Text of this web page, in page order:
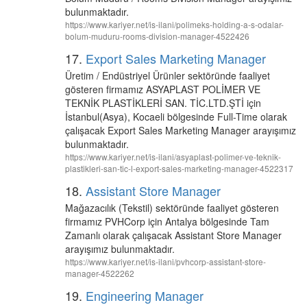
bulunmaktadır.
https://www.kariyer.net/is-ilani/polimeks-holding-a-s-odalar-
bolum-muduru-rooms-division-manager-4522426
17. Export Sales Marketing Manager
Üretim / Endüstriyel Ürünler sektöründe faaliyet
gösteren firmamız ASYAPLAST POLİMER VE
TEKNİK PLASTİKLERİ SAN. TİC.LTD.ŞTİ için
İstanbul(Asya), Kocaeli bölgesinde Full-Time olarak
çalışacak Export Sales Marketing Manager arayışımız
bulunmaktadır.
https://www.kariyer.net/is-ilani/asyaplast-polimer-ve-teknik-
plastikleri-san-tic-l-export-sales-marketing-manager-4522317
18. Assistant Store Manager
Mağazacılık (Tekstil) sektöründe faaliyet gösteren
firmamız PVHCorp için Antalya bölgesinde Tam
Zamanlı olarak çalışacak Assistant Store Manager
arayışımız bulunmaktadır.
https://www.kariyer.net/is-ilani/pvhcorp-assistant-store-
manager-4522262
19. Engineering Manager